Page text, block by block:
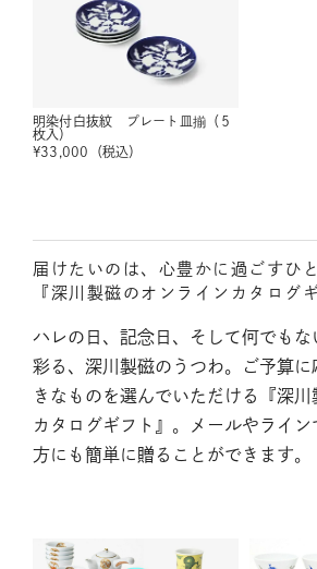
明染付白抜紋 プレート皿揃（５
枚入）
¥33,000 （税込）
届けたいのは、心豊かに過ごすひ
『深川製磁のオンラインカタログ
ハレの日、記念日、そして何でもな
彩る、深川製磁のうつわ。ご予算
きなものを選んでいただける『深
カタログギフト』。メールやライ
方にも簡単に贈ることができます。